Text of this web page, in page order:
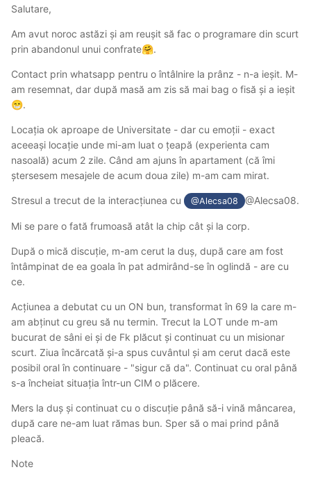
Salutare,
Am avut noroc astăzi și am reușit să fac o programare din scurt
prin abandonul unui confrate🤗.
Contact prin whatsapp pentru o întâlnire la prânz - n-a ieșit. M-
am resemnat, dar după masă am zis să mai bag o fisă și a ieșit
😁.
Locația ok aproape de Universitate - dar cu emoții - exact
aceeași locație unde mi-am luat o țeapă (experienta cam
nasoală) acum 2 zile. Când am ajuns în apartament (că îmi
ștersesem mesajele de acum doua zile) m-am cam mirat.
Stresul a trecut de la interacțiunea cu @Alecsa08 @Alecsa08.
Mi se pare o fată frumoasă atât la chip cât și la corp.
După o mică discuție, m-am cerut la duș, după care am fost
întâmpinat de ea goala în pat admirând-se în oglindă - are cu
ce.
Acțiunea a debutat cu un ON bun, transformat în 69 la care m-
am abținut cu greu să nu termin. Trecut la LOT unde m-am
bucurat de sâni ei și de Fk plăcut și continuat cu un misionar
scurt. Ziua încărcată și-a spus cuvântul și am cerut dacă este
posibil oral în continuare - "sigur că da". Continuat cu oral până
s-a încheiat situația într-un CIM o plăcere.
Mers la duș și continuat cu o discuție până să-i vină mâncarea,
după care ne-am luat rămas bun. Sper să o mai prind până
pleacă.
Note